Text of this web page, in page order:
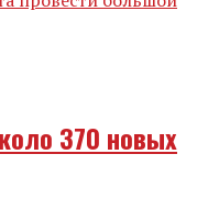
370 новых